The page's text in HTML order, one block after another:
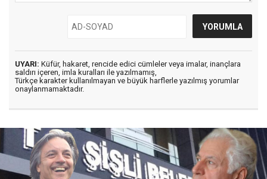
UYARI: Küfür, hakaret, rencide edici cümleler veya imalar, inançlara
saldırı içeren, imla kuralları ile yazılmamış,
Türkçe karakter kullanılmayan ve büyük harflerle yazılmış yorumlar
onaylanmamaktadır.